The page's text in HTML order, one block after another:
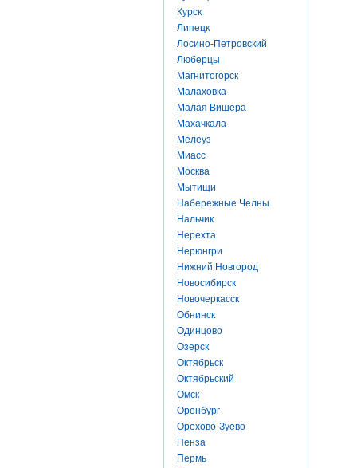
Курск
Липецк
Лосино-Петровский
Люберцы
Магнитогорск
Малаховка
Малая Вишера
Махачкала
Мелеуз
Миасс
Москва
Мытищи
Набережные Челны
Нальчик
Нерехта
Нерюнгри
Нижний Новгород
Новосибирск
Новочеркасск
Обнинск
Одинцово
Озерск
Октябрьск
Октябрьский
Омск
Оренбург
Орехово-Зуево
Пенза
Пермь